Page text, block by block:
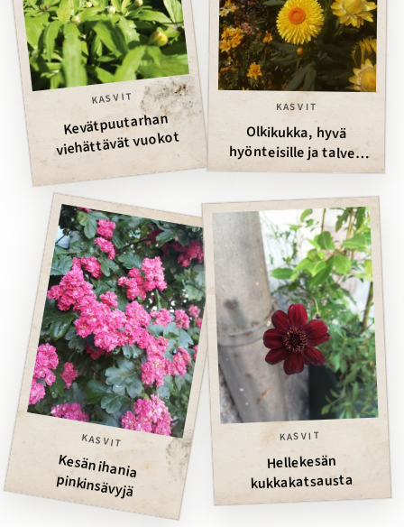
KASVIT
Kevätpuutarhan
viehättävät vuokot
KASVIT
Olkikukka, hyvä
hyönteisille ja talven
asetelmiin
KASVIT
Kesän ihania
pinkinsävyjä
KASVIT
Hellekesän
kukkakatsausta